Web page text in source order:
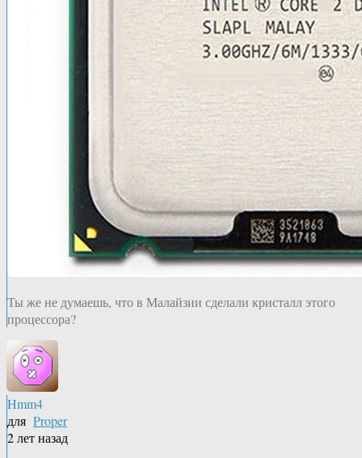
Ты же не думаешь, что в Малайзии сделали кристалл этого
процессора?
Hmm4
для Proper
2 лет назад